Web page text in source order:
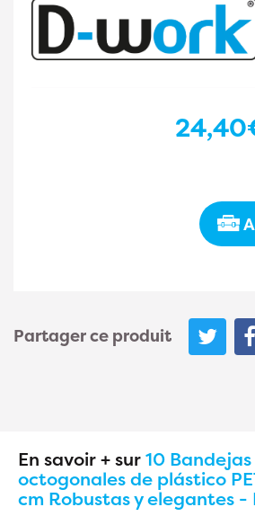
Partager ce produit
En savoir + sur10
octogonales de plástico
cm Robustas y elegantes -